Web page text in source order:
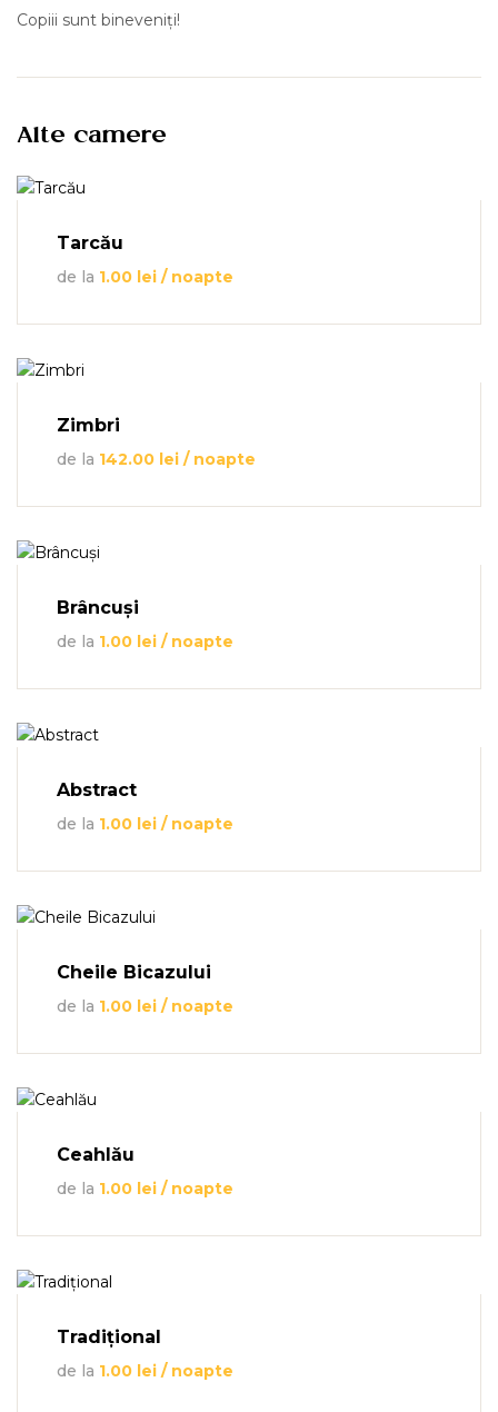
Copiii sunt bineveniți!
Alte camere
Tarcău
de la 1.00 lei / noapte
Zimbri
de la 142.00 lei / noapte
Brâncuși
de la 1.00 lei / noapte
Abstract
de la 1.00 lei / noapte
Cheile Bicazului
de la 1.00 lei / noapte
Ceahlău
de la 1.00 lei / noapte
Tradițional
de la 1.00 lei / noapte